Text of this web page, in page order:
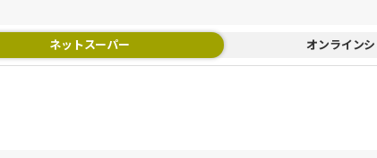
ネットスーパー オンライン